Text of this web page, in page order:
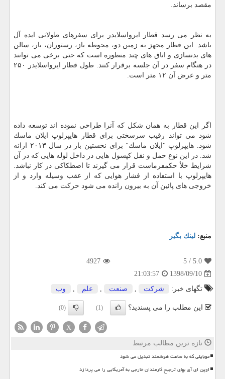
مقصد برساند.
به نظر می رسد قطار ایرواسلایدر برای سفرهای طولانی ایده آل
باشد. این قطار مجهز به زمین دو، محوطه باز، رستوران، بار، سالن
های بدنسازی و اتاق های چند منظوره است كه حتی برخی می توانند
در هنگام سفر در آن جلسه برقرار كنند. طول قطار ایرواسلایدر ۲۵۰
متر و عرض آن ۱۲ متر است.
اگر این قطار به همان شكل كه آنرا طراحی نموده اند توسعه داده
شود می تواند رقیب سرسختی برای قطار هایپرلوپ ایلان ماسك
شود. هایپرلوپ "ایلان ماسك" برای نخستین بار در سال ۲۰۱۳ ارائه
شد. در این نوع حمل و نقل كپسول هایی در داخل لوله هایی كه در آن
شرایط خلأ حكمفرماست قرار می گیرند تا اصطكاكی در كار نباشد.
هایپرلوپ با استفاده از فشار هوایی كه از عقب وسیله وارد و از
خروجی های پائین آن به بیرون رانده می شود حركت می كند.
منبع: لینك بگیر
5.0
/ 5
4927
1398/09/10
21:03:57
تگهای خبر:
شركت , صنعت , علم , وب
این مطلب را می پسندید؟ (1)
(0)
X
تازه ترین مطالب مرتبط
موبایلی که به ساعت هوشمند تبدیل می شود
اوپن ای آی بهای ترجیح کارمندان خارجی به آمریکایی را می پردازد